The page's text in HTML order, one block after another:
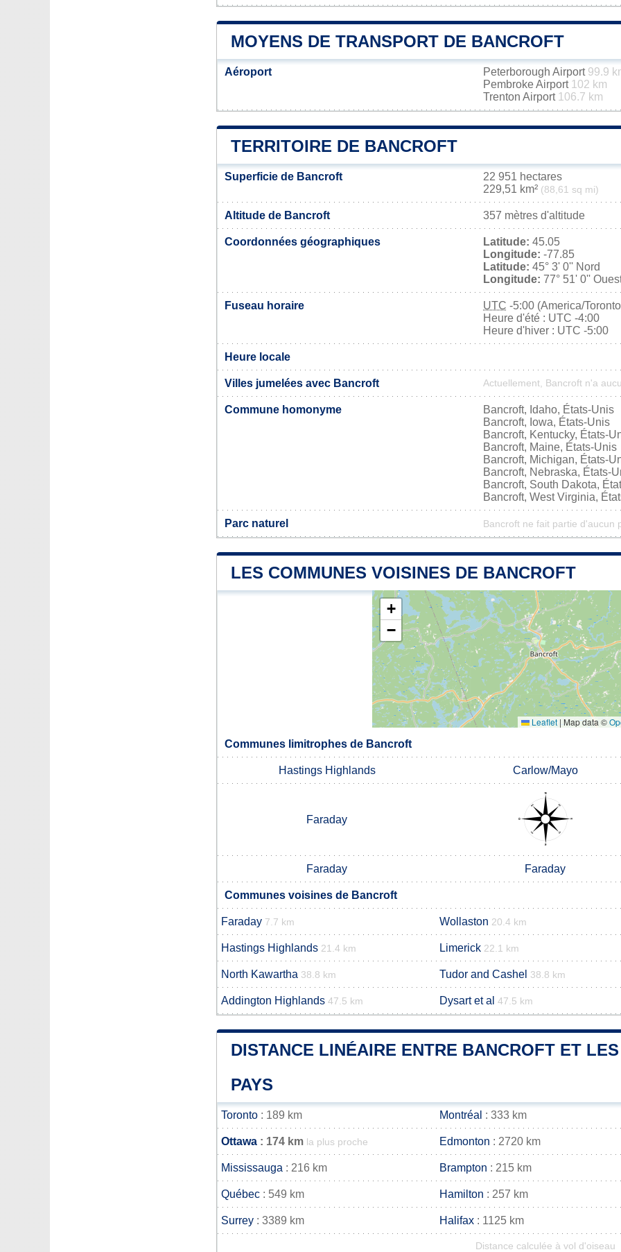
MOYENS DE TRANSPORT DE BANCROFT
Aéroport Peterborough Airport 99.9
Pembroke Airport 102 km
Trenton Airport 106.7 km
TERRITOIRE DE BANCROFT
Superficie de Bancroft
22 951 hectares
229,51 km² (88,61 sq mi)
Altitude de Bancroft 357 mètres d'altitude
Coordonnées géographiques Latitude: 45.05
Longitude: -77.85
Latitude: 45° 3' 0'' Nord
Longitude: 77° 51' 0''
Fuseau horaire UTC -5:00 (America/
Heure d'été : UTC -4:00
Heure d'hiver : UTC -5:00
Heure locale
Villes jumelées avec Bancroft Actuellement, Bancroft n'a
Commune homonyme
Bancroft, Idaho, États-Unis
Bancroft, Iowa, États-Unis
Bancroft, Kentucky, États-
Bancroft, Maine, États-Unis
Bancroft, Michigan, États-
Bancroft, Nebraska, États-
Bancroft, South Dakota,
Bancroft, West Virginia,
Parc naturel Bancroft ne fait partie d'aucun
LES COMMUNES VOISINES DE BANCROFT
+
−
Leaflet | Map data ©
Communes limitrophes de Bancroft
Hastings Highlands Carlow/Mayo
Faraday
Faraday Faraday
Communes voisines de Bancroft
Faraday 7.7 km Wollaston 20.4 km
Hastings Highlands 21.4 km Limerick 22.1 km
North Kawartha 38.8 km Tudor and Cashel 38.8 km
Addington Highlands 47.5 km Dysart et al 47.5 km
DISTANCE LINÉAIRE ENTRE BANCROFT ET
PAYS
Toronto : 189 km Montréal : 333 km
Ottawa : 174 km la plus proche Edmonton : 2720 km
Mississauga : 216 km Brampton : 215 km
Québec : 549 km Hamilton : 257 km
Surrey : 3389 km Halifax : 1125 km
Distance calculée à vol d'oiseau